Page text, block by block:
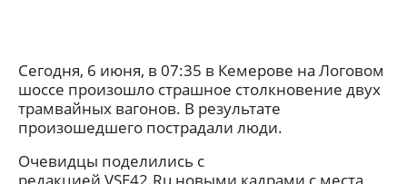
Сегодня, 6 июня, в 07:35 в Кемерове на Логовом
шоссе произошло страшное столкновение двух
трамвайных вагонов. В результате
произошедшего пострадали люди.
Очевидцы поделились с
редакцией VSE42.Ru новыми кадрами с места